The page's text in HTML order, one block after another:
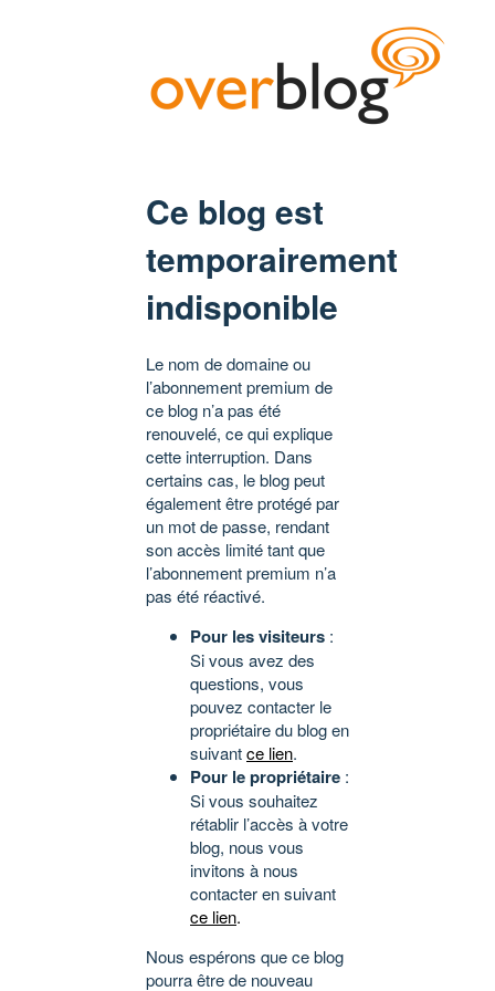
Ce blog est
temporairement
indisponible
Le nom de domaine ou
l’abonnement premium de
ce blog n’a pas été
renouvelé, ce qui explique
cette interruption. Dans
certains cas, le blog peut
également être protégé par
un mot de passe, rendant
son accès limité tant que
l’abonnement premium n’a
pas été réactivé.
Pour les visiteurs :
Si vous avez des
questions, vous
pouvez contacter le
propriétaire du blog en
suivantce lien.
Pour le propriétaire :
Si vous souhaitez
rétablir l’accès à votre
blog, nous vous
invitons à nous
contacter en suivant
ce lien.
Nous espérons que ce blog
pourra être de nouveau